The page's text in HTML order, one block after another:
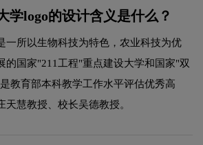
学logo的设计含义是什么？
一所以生物科技为特色，农业科技为优
的国家"211工程"重点建设大学和国家"双
教育部本科教学工作水平评估优秀高
天慧教授、校长吴德教授。